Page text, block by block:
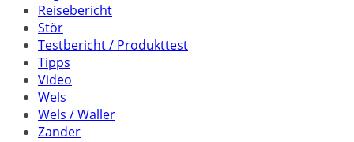
Reisebericht
Stör
Testbericht / Produkttest
Tipps
Video
Wels
Wels / Waller
Zander